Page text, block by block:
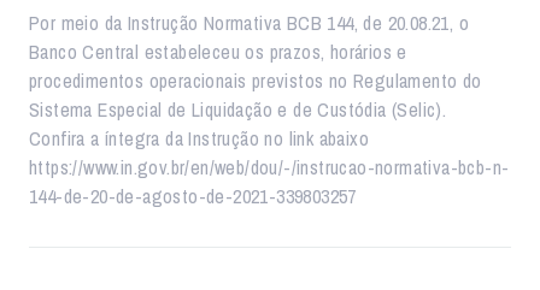
Por meio da Instrução Normativa BCB 144, de 20.08.21, o
Banco Central estabeleceu os prazos, horários e
procedimentos operacionais previstos no Regulamento do
Sistema Especial de Liquidação e de Custódia (Selic).
Confira a íntegra da Instrução no link abaixo
https://www.in.gov.br/en/web/dou/-/instrucao-normativa-bcb-n-
144-de-20-de-agosto-de-2021-339803257